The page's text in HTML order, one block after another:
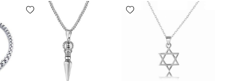
Add wishlist
wishlist